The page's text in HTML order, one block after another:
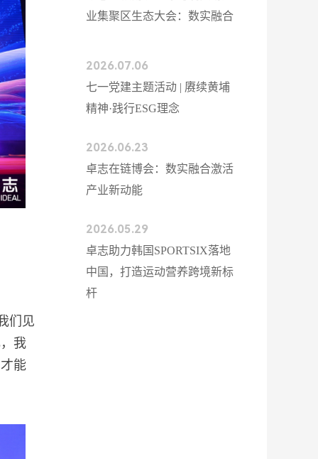
们见
我
能
业集聚区生态大会：数实融合
2026.07.06
七一党建主题活动 | 赓续黄埔
精神·践行ESG理念
2026.06.23
卓志在链博会：数实融合激活
产业新动能
2026.05.29
卓志助力韩国SPORTSIX落地
中国，打造运动营养跨境新标
杆